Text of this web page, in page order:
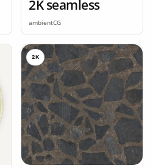
2K seamless
ambientCG
2K